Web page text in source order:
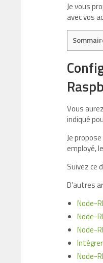
Je vous
avec vos
Vous
indiqué
Je
employé,
Suivez ce
D’autres
Node-
Node-
Node-
Node-